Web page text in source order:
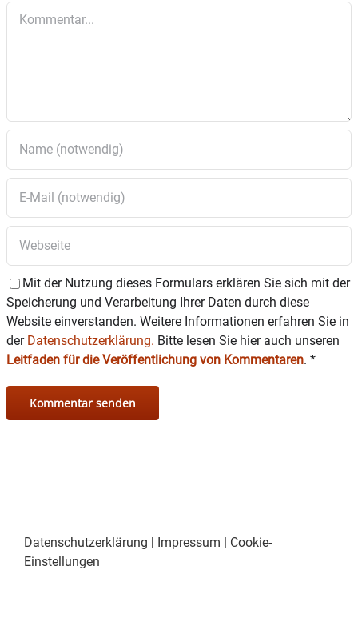
Mit der Nutzung dieses Formulars erklären Sie sich mit der
Speicherung und Verarbeitung Ihrer Daten durch diese
Website einverstanden. Weitere Informationen erfahren Sie in
der Datenschutzerklärung. Bitte lesen Sie hier auch unseren
Leitfaden für die Veröffentlichung von Kommentaren. *
Datenschutzerklärung | Impressum | Cookie-
Einstellungen